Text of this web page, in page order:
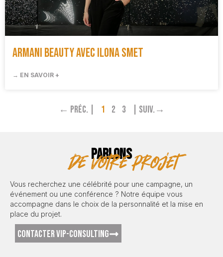
Armani Beauty avec Ilona Smet
→ EN SAVOIR +
← Préc. | 1 2 3 | Suiv.→
PARLONS
de votre projet
Vous recherchez une célébrité pour une campagne, un
événement ou une conférence ? Notre équipe vous
accompagne dans le choix de la personnalité et la mise en
place du projet.
CONTACTER VIP-CONSULTING